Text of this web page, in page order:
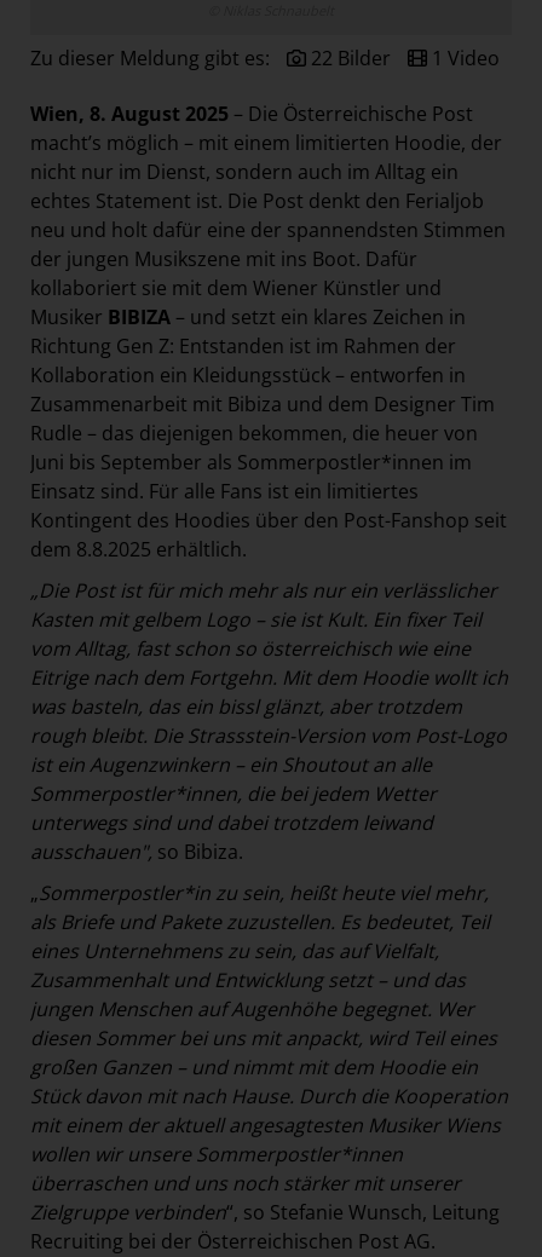
Raisin
Swiss Life Select
The Companion
The Hoxton
Unibail-Rodamco-Westfield
Vöslauer
NMK
MEDIA
KONTAKT
Zu dieser Meldung gibt es: 22 Bilder 1 Video
Wien, 8. August 2025 – Die Österreichische Post
macht’s möglich – mit einem limitierten Hoodie, der
nicht nur im Dienst, sondern auch im Alltag ein
echtes Statement ist. Die Post denkt den Ferialjob
neu und holt dafür eine der spannendsten Stimmen
der jungen Musikszene mit ins Boot. Dafür
kollaboriert sie mit dem Wiener Künstler und
Musiker BIBIZA – und setzt ein klares Zeichen in
Richtung Gen Z: Entstanden ist im Rahmen der
Kollaboration ein Kleidungsstück – entworfen in
Zusammenarbeit mit Bibiza und dem Designer Tim
Rudle – das diejenigen bekommen, die heuer von
Juni bis September als Sommerpostler*innen im
Einsatz sind. Für alle Fans ist ein limitiertes
Kontingent des Hoodies über den Post-Fanshop seit
dem 8.8.2025 erhältlich.
„Die Post ist für mich mehr als nur ein verlässlicher
Kasten mit gelbem Logo – sie ist Kult. Ein fixer Teil
vom Alltag, fast schon so österreichisch wie eine
Eitrige nach dem Fortgehn. Mit dem Hoodie wollt ich
was basteln, das ein bissl glänzt, aber trotzdem
rough bleibt. Die Strassstein-Version vom Post-Logo
ist ein Augenzwinkern – ein Shoutout an alle
Sommerpostler*innen, die bei jedem Wetter
unterwegs sind und dabei trotzdem leiwand
ausschauen", so Bibiza.
„Sommerpostler*in zu sein, heißt heute viel mehr,
als Briefe und Pakete zuzustellen. Es bedeutet, Teil
eines Unternehmens zu sein, das auf Vielfalt,
Zusammenhalt und Entwicklung setzt – und das
jungen Menschen auf Augenhöhe begegnet. Wer
diesen Sommer bei uns mit anpackt, wird Teil eines
großen Ganzen – und nimmt mit dem Hoodie ein
Stück davon mit nach Hause. Durch die Kooperation
mit einem der aktuell angesagtesten Musiker Wiens
wollen wir unsere Sommerpostler*innen
überraschen und uns noch stärker mit unserer
Zielgruppe verbinden“, so Stefanie Wunsch, Leitung
Recruiting bei der Österreichischen Post AG.